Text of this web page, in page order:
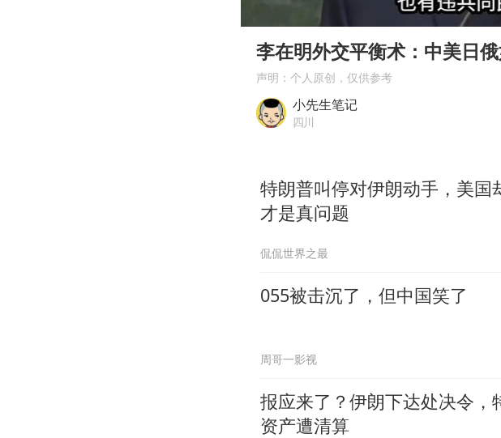
人民的健康、体
00:00
李在明外交平衡术：中美日
声明：个人原创，仅供参考
小先生笔记
四川
特朗普叫停对伊朗动手，美国
才是真问题
侃侃世界之最
055被击沉了，但中国笑了
周哥一影视
报应来了？伊朗下达处决令
资产遭清算